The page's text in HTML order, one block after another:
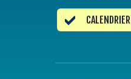
CALENDRIER